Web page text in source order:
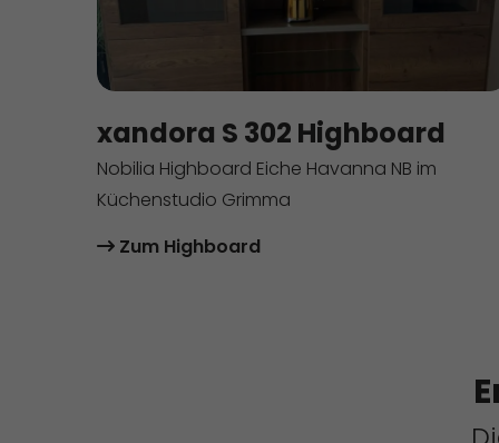
xandora S 302 Highboard
Nobilia Highboard Eiche Havanna NB im
Küchenstudio Grimma
Zum Highboard